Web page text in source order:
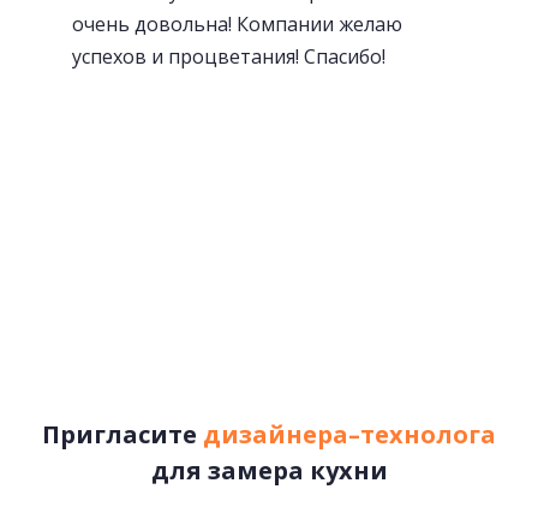
очень довольна! Компании желаю
успехов и процветания! Спасибо!
Пригласите дизайнера–технолога
для замера кухни